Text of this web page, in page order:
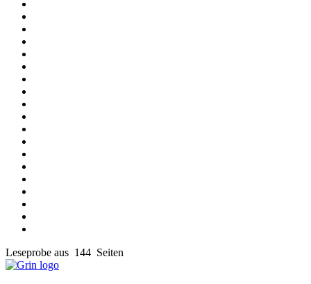
Leseprobe aus 144 Seiten